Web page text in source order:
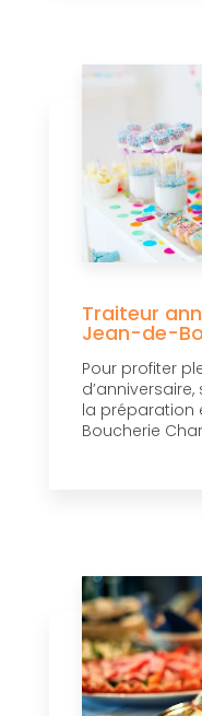
Traiteur
Jean-de-
Pour profiter
la préparation
Boucherie